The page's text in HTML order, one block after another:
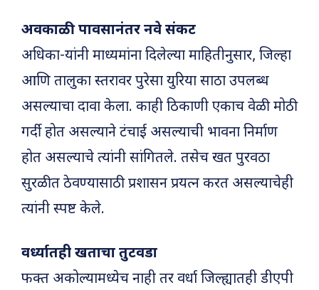
अवकाळी पावसानंतर नवे संकट
अधिका-यांनी माध्यमांना दिलेल्या माहितीनुसार, जिल्हा
आणि तालुका स्तरावर पुरेसा युरिया साठा उपलब्ध
असल्याचा दावा केला. काही ठिकाणी एकाच वेळी मोठी
गर्दी होत असल्याने टंचाई असल्याची भावना निर्माण
होत असल्याचे त्यांनी सांगितले. तसेच खत पुरवठा
सुरळीत ठेवण्यासाठी प्रशासन प्रयत्न करत असल्याचेही
त्यांनी स्पष्ट केले.
वर्ध्यातही खताचा तुटवडा
फक्त अकोल्यामध्येच नाही तर वर्धा जिल्ह्यातही डीएपी